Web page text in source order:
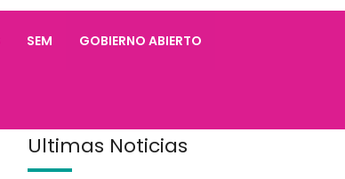
SEM GOBIERNO ABIERTO
Últimas Noticias